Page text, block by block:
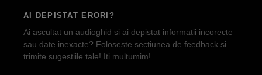
AI DEPISTAT ERORI?
Ai ascultat un audioghid si ai depistat informatii incorecte
sau date inexacte? Foloseste sectiunea de feedback si
trimite sugestiile tale! Iti multumim!